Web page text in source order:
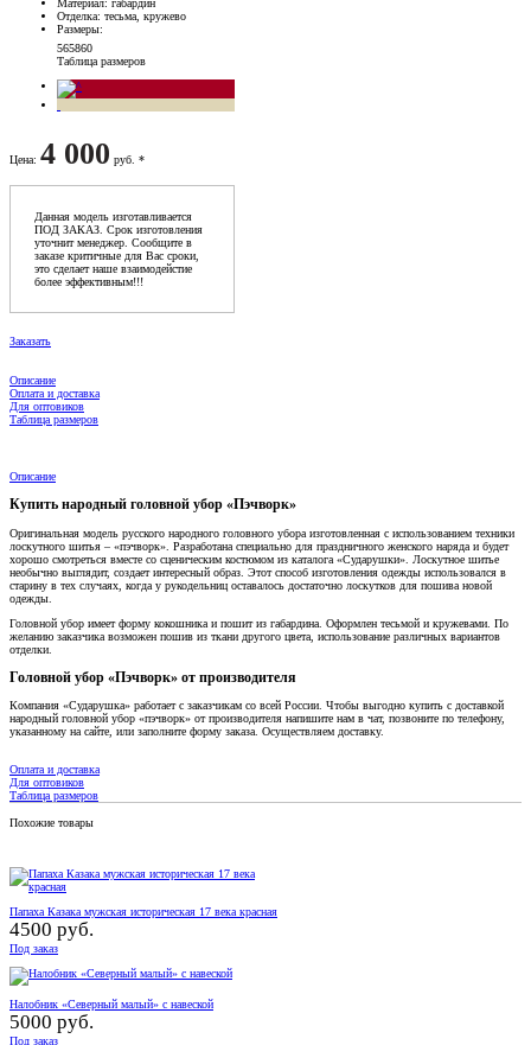
Материал: габардин
Отделка: тесьма, кружево
Размеры:
565860
Таблица размеров
Цена: 4 000 руб. *
Данная модель изготавливается
ПОД ЗАКАЗ. Срок изготовления
уточнит менеджер. Сообщите в
заказе критичные для Вас сроки,
это сделает наше взаимодейстие
более эффективным!!!
Заказать
Описание
Оплата и доставка
Для оптовиков
Таблица размеров
Описание
Купить народный головной убор «Пэчворк»
Оригинальная модель русского народного головного убора изготовленная с использованием техники
лоскутного шитья – «пэчворк». Разработана специально для праздничного женского наряда и будет
хорошо смотреться вместе со сценическим костюмом из каталога «Сударушки». Лоскутное шитье
необычно выглядит, создает интересный образ. Этот способ изготовления одежды использовался в
старину в тех случаях, когда у рукодельниц оставалось достаточно лоскутков для пошива новой
одежды.
Головной убор имеет форму кокошника и пошит из габардина. Оформлен тесьмой и кружевами. По
желанию заказчика возможен пошив из ткани другого цвета, использование различных вариантов
отделки.
Головной убор «Пэчворк» от производителя
Компания «Сударушка» работает с заказчикам со всей России. Чтобы выгодно купить с доставкой
народный головной убор «пэчворк» от производителя напишите нам в чат, позвоните по телефону,
указанному на сайте, или заполните форму заказа. Осуществляем доставку.
Оплата и доставка
Для оптовиков
Таблица размеров
Похожие товары
Папаха Казака мужская историческая 17 века красная
4500 руб.
Под заказ
Налобник «Северный малый» с навеской
5000 руб.
Под заказ